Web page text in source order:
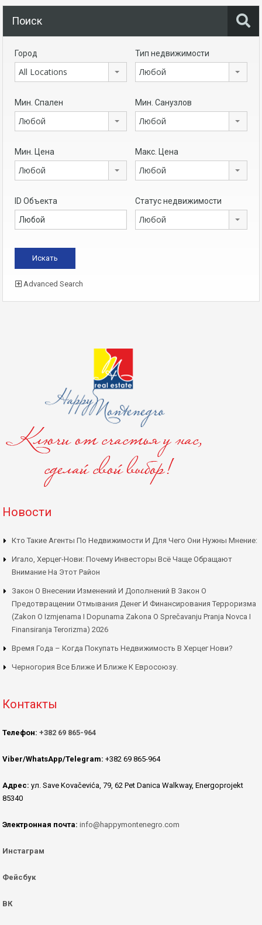
Поиск
Город
All Locations
Тип недвижимости
Любой
Мин. Спален
Любой
Мин. Санузлов
Любой
Мин. Цена
Любой
Макс. Цена
Любой
ID Объекта Статус недвижимости
Любой
Advanced Search
Новости
Кто Такие Агенты По Недвижимости И Для Чего Они Нужны Мнение:
Игало, Херцег-Нови: Почему Инвесторы Всё Чаще Обращают
Внимание На Этот Район
Закон О Внесении Изменений И Дополнений В Закон О
Предотвращении Отмывания Денег И Финансирования Терроризма
(Zakon O Izmjenama I Dopunama Zakona O Sprečavanju Pranja Novca I
Finansiranja Terorizma) 2026
Время Года – Когда Покупать Недвижимость В Херцег Нови?
Черногория Все Ближе И Ближе К Евросоюзу.
Контакты
Телефон: +382 69 865-964
Viber/WhatsApp/Telegram: +382 69 865-964
Адрес: ул. Save Kovačevića, 79, 62 Pet Danica Walkway, Energoprojekt
85340
Электронная почта: info@happymontenegro.com
Инстаграм
Фейсбук
ВК